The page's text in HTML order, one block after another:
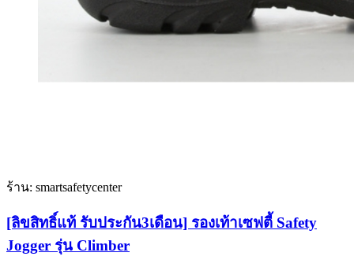
ร้าน: smartsafetycenter
[ลิขสิทธิ์แท้ รับประกัน3เดือน] รองเท้าเซฟตี้ Safety
Jogger รุ่น Climber